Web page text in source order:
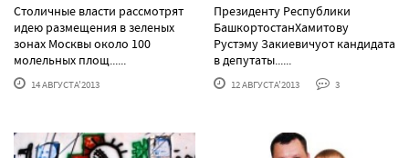
Столичные власти рассмотрят
идею размещения в зеленых
зонах Москвы около 100
молельных площ......
14 АВГУСТА'2013
Президенту Республики
БашкортостанХамитову
Рустэму Закиевичуот кандидата
в депутаты......
12 АВГУСТА'2013 3